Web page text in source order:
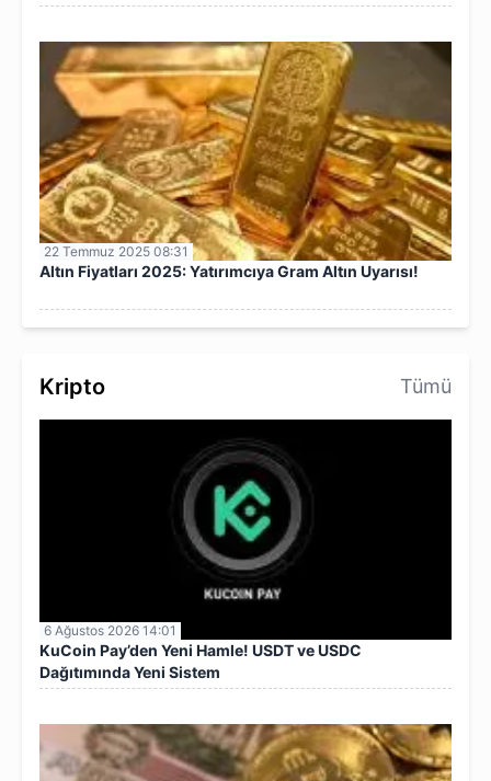
22 Temmuz 2025 08:31
Altın Fiyatları 2025: Yatırımcıya Gram Altın Uyarısı!
Kripto Tümü
6 Ağustos 2026 14:01
KuCoin Pay’den Yeni Hamle! USDT ve USDC
Dağıtımında Yeni Sistem